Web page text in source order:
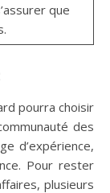
que
pourra choisir
des
d’expérience,
Pour rester
plusieurs